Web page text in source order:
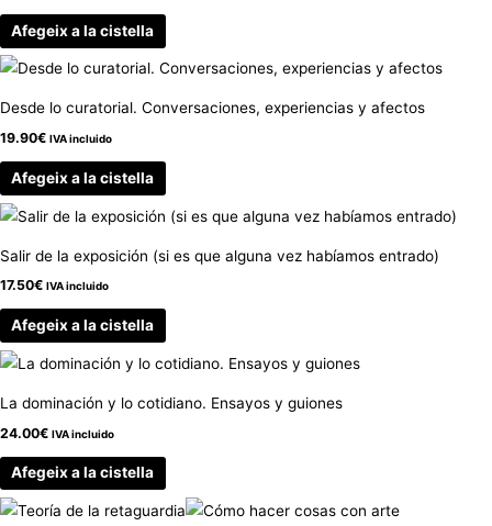
Afegeix a la cistella
Desde lo curatorial. Conversaciones, experiencias y afectos
19.90€ IVA incluido
Afegeix a la cistella
Salir de la exposición (si es que alguna vez habíamos entrado)
17.50€ IVA incluido
Afegeix a la cistella
La dominación y lo cotidiano. Ensayos y guiones
24.00€ IVA incluido
Afegeix a la cistella